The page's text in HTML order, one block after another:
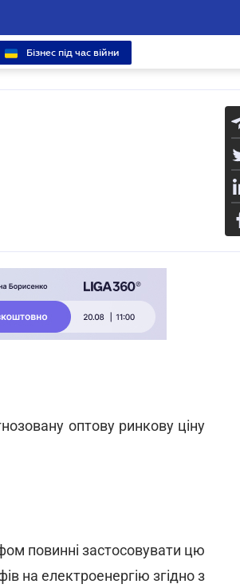
Бізнес під час війни
оптову ринкову ціну
повинні застосовувати цю
на електроенергію згідно з